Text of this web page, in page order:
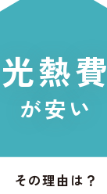
光熱費
が安い
その理由は？